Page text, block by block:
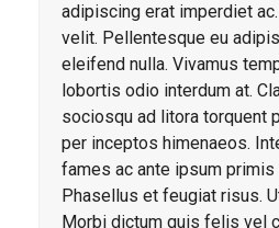
adipiscing erat imperdiet
velit. Pellentesque eu
eleifend nulla. Vivamus
lobortis odio interdum at.
sociosqu ad litora torquent
per inceptos himenaeos.
fames ac ante ipsum primis
Phasellus et feugiat risus.
Morbi dictum quis felis vel